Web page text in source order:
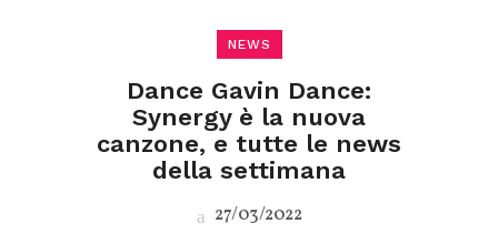
NEWS
Dance Gavin Dance:
Synergy è la nuova
canzone, e tutte le news
della settimana
27/03/2022